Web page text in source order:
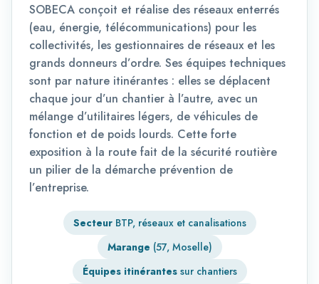
SOBECA conçoit et réalise des réseaux enterrés
(eau, énergie, télécommunications) pour les
collectivités, les gestionnaires de réseaux et les
grands donneurs d’ordre. Ses équipes techniques
sont par nature itinérantes : elles se déplacent
chaque jour d’un chantier à l’autre, avec un
mélange d’utilitaires légers, de véhicules de
fonction et de poids lourds. Cette forte
exposition à la route fait de la sécurité routière
un pilier de la démarche prévention de
l’entreprise.
SecteurBTP, réseaux et canalisations
Marange (57, Moselle)
Équipes itinérantessur chantiers